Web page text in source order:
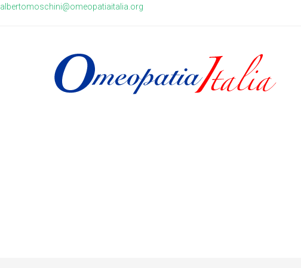
albertomoschini@omeopatiaitalia.org